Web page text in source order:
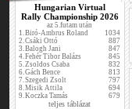
Hungarian Virtual
Rally Championship 2026
az 5.futam után
1.Biró-Ambrus Roland
1034
2.Csáki Ottó
887
3.Balogh Jani
847
4.Fehér Tibor Balázs
845
5.Zsoldos Csaba
832
6.Gách Bence
813
7.Szegedi Zsolt
797
8.Misik Attila
694
9.Koczka Tamás 679
teljes táblázat